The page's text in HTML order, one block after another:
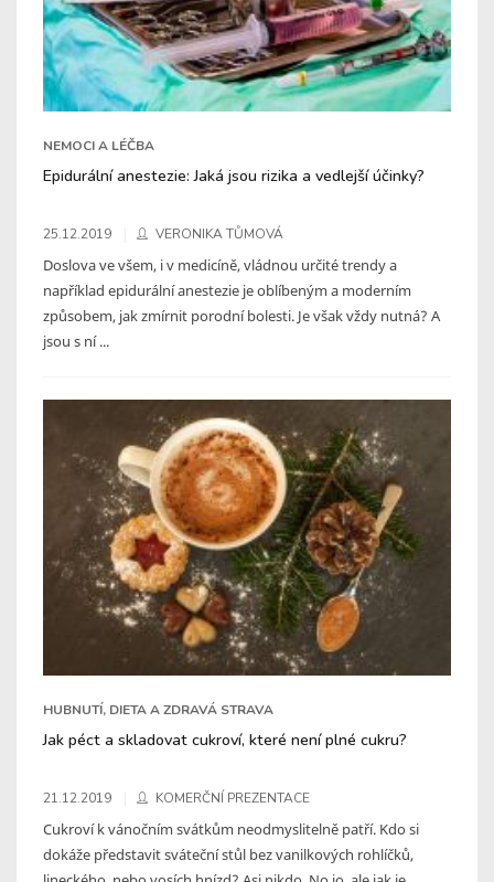
NEMOCI A LÉČBA
Epidurální anestezie: Jaká jsou rizika a vedlejší účinky?
25.12.2019 VERONIKA TŮMOVÁ
Doslova ve všem, i v medicíně, vládnou určité trendy a
například epidurální anestezie je oblíbeným a moderním
způsobem, jak zmírnit porodní bolesti. Je však vždy nutná? A
jsou s ní ...
HUBNUTÍ, DIETA A ZDRAVÁ STRAVA
Jak péct a skladovat cukroví, které není plné cukru?
21.12.2019 KOMERČNÍ PREZENTACE
Cukroví k vánočním svátkům neodmyslitelně patří. Kdo si
dokáže představit sváteční stůl bez vanilkových rohlíčků,